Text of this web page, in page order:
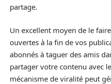
partage.
Un excellent moyen de le
ouvertes à la fin de vos
abonnés à taguer des amis
partager votre contenu avec
mécanisme de viralité peut